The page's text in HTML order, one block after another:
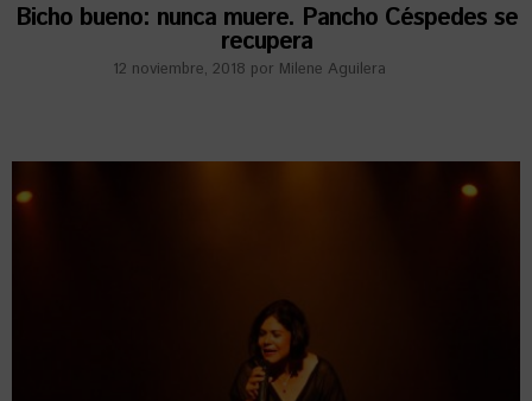
Bicho bueno: nunca muere. Pancho Céspedes se
recupera
12 noviembre, 2018 por Milene Aguilera